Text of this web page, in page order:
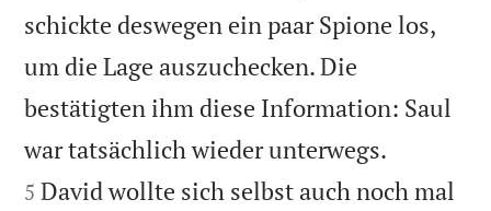
schickte deswegen ein paar Spione los,
um die Lage auszuchecken. Die
bestätigten ihm diese Information: Saul
war tatsächlich wieder unterwegs.
5 David wollte sich selbst auch noch mal